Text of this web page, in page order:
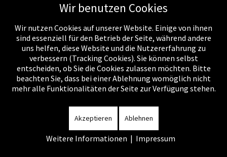
Wir benutzen Cookies
Wir nutzen Cookies auf unserer Website. Einige von ihnen
sind essenziell für den Betrieb der Seite, während andere
uns helfen, diese Website und die Nutzererfahrung zu
verbessern (Tracking Cookies). Sie können selbst
entscheiden, ob Sie die Cookies zulassen möchten. Bitte
beachten Sie, dass bei einer Ablehnung womöglich nicht
mehr alle Funktionalitäten der Seite zur Verfügung stehen.
Akzeptieren Ablehnen
Weitere Informationen | Impressum